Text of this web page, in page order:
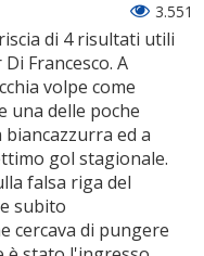
3.551
di 4 risultati utili
Francesco. A
volpe come
una delle poche
ed a
gol stagionale.
falsa riga del
subito
cercava di pungere